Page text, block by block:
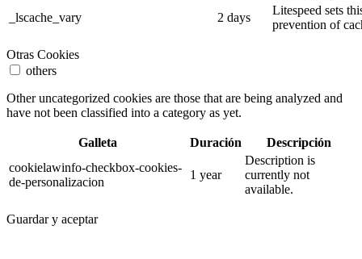
_lscache_vary
2 days
Litespeed sets
prevention of
Otras Cookies
others
Other uncategorized cookies are those that are being analyzed and
have not been classified into a category as yet.
Galleta Duración
Descripción
cookielawinfo-checkbox-cookies-
de-personalizacion
1 year
Description is
currently not
available.
Guardar y aceptar